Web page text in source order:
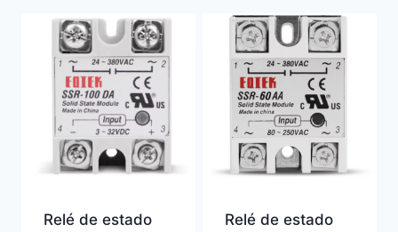
últimos
Relé de estado
Relé de estado